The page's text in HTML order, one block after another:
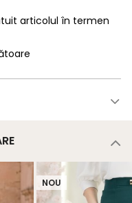
articolul în termen
NOU